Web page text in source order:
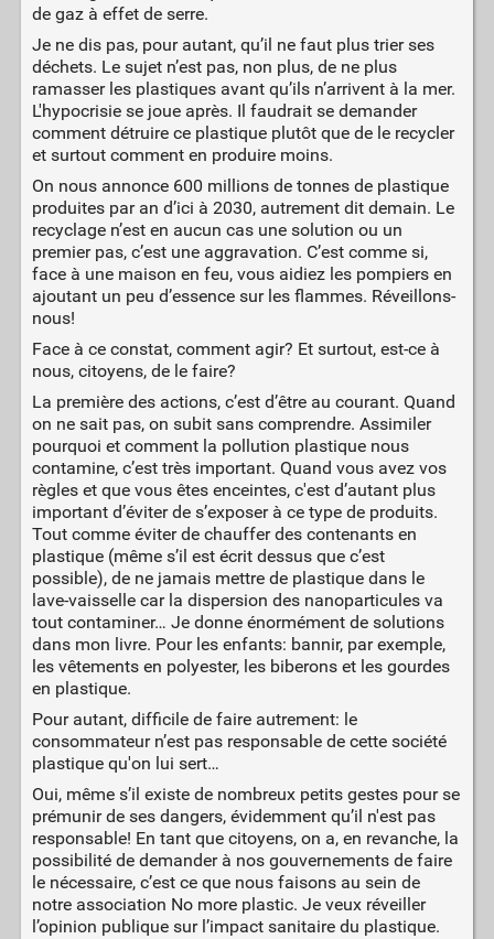
de gaz à effet de serre.
Je ne dis pas, pour autant, qu’il ne faut plus trier ses
déchets. Le sujet n’est pas, non plus, de ne plus
ramasser les plastiques avant qu’ils n’arrivent à la mer.
L'hypocrisie se joue après. Il faudrait se demander
comment détruire ce plastique plutôt que de le recycler
et surtout comment en produire moins.
On nous annonce 600 millions de tonnes de plastique
produites par an d’ici à 2030, autrement dit demain. Le
recyclage n’est en aucun cas une solution ou un
premier pas, c’est une aggravation. C’est comme si,
face à une maison en feu, vous aidiez les pompiers en
ajoutant un peu d’essence sur les flammes. Réveillons-
nous!
Face à ce constat, comment agir? Et surtout, est-ce à
nous, citoyens, de le faire?
La première des actions, c’est d’être au courant. Quand
on ne sait pas, on subit sans comprendre. Assimiler
pourquoi et comment la pollution plastique nous
contamine, c’est très important. Quand vous avez vos
règles et que vous êtes enceintes, c'est d’autant plus
important d’éviter de s’exposer à ce type de produits.
Tout comme éviter de chauffer des contenants en
plastique (même s’il est écrit dessus que c’est
possible), de ne jamais mettre de plastique dans le
lave-vaisselle car la dispersion des nanoparticules va
tout contaminer… Je donne énormément de solutions
dans mon livre. Pour les enfants: bannir, par exemple,
les vêtements en polyester, les biberons et les gourdes
en plastique.
Pour autant, difficile de faire autrement: le
consommateur n’est pas responsable de cette société
plastique qu'on lui sert…
Oui, même s’il existe de nombreux petits gestes pour se
prémunir de ses dangers, évidemment qu’il n'est pas
responsable! En tant que citoyens, on a, en revanche, la
possibilité de demander à nos gouvernements de faire
le nécessaire, c’est ce que nous faisons au sein de
notre association No more plastic. Je veux réveiller
l’opinion publique sur l’impact sanitaire du plastique.